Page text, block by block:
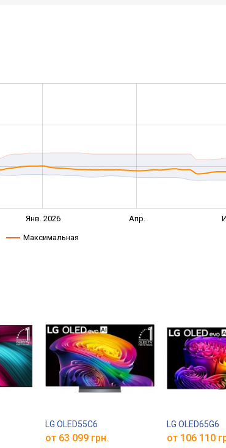
Янв. 2026 Апр.
Максимальная
LG OLED55C6
от 63 099 грн.
LG OLED65G6
от 106 110